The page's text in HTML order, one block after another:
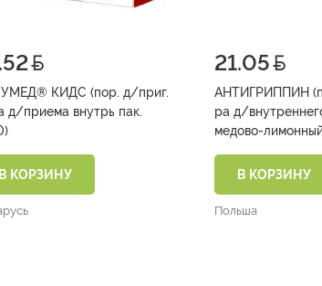
КИДС (пор. д/приг.
приема внутрь пак.
В КОРЗИНУ
21.05
АНТИГРИППИН
ра д/
медово-лимонный пак. 4,825
В КОРЗИНУ
Польша